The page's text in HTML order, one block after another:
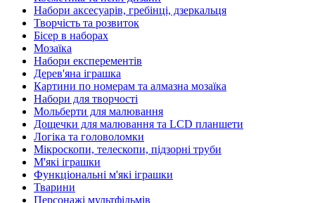
Набори аксесуарів, гребінці, дзеркальця
Творчість та розвиток
Бісер в наборах
Мозаїка
Набори експерементів
Дерев'яна іграшка
Картини по номерам та алмазна мозаїка
Набори для творчості
Мольберти для малювання
Дощечки для малювання та LCD планшети
Логіка та головоломки
Мікроскопи, телескопи, підзорні труби
М'які іграшки
Функціональні м'які іграшки
Тварини
Персонажі мультфільмів